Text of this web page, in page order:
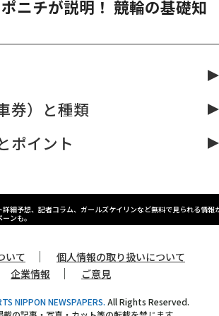
ニチが説明！ 競輪の基礎知
券）と種類
ポイント
細予想、記者コラム、ガールズケイリンなど無料で見られる情報
ンも。
いて ｜
個人情報の取り扱いについて
企業情報
｜ ご意見
NIPPON NEWSPAPERS. All Rights Reserved.